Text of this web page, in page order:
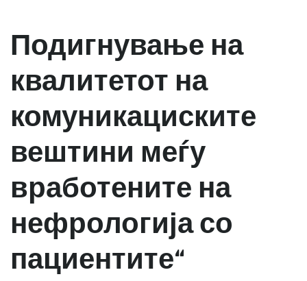
Подигнување на
квалитетот на
комуникациските
вештини меѓу
вработените на
нефрологија со
пациентите“